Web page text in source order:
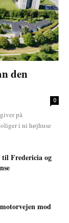
den
0
på
i ni højhuse
Fredericia og
mod